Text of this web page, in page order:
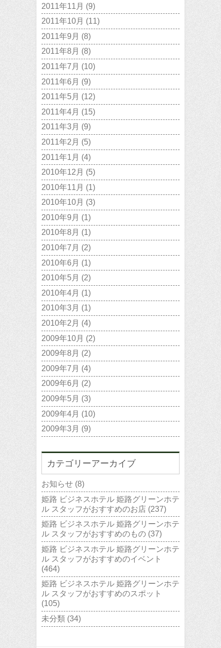
2011年11月 (9)
2011年10月 (11)
2011年9月 (8)
2011年8月 (8)
2011年7月 (10)
2011年6月 (9)
2011年5月 (12)
2011年4月 (15)
2011年3月 (9)
2011年2月 (5)
2011年1月 (4)
2010年12月 (5)
2010年11月 (1)
2010年10月 (3)
2010年9月 (1)
2010年8月 (1)
2010年7月 (2)
2010年6月 (1)
2010年5月 (2)
2010年4月 (1)
2010年3月 (1)
2010年2月 (4)
2009年10月 (2)
2009年8月 (2)
2009年7月 (4)
2009年6月 (2)
2009年5月 (3)
2009年4月 (10)
2009年3月 (9)
カテゴリーアーカイブ
お知らせ (8)
姫路 ビジネスホテル 姫路グリーンホテ
ル スタッフがおすすめのお店 (237)
姫路 ビジネスホテル 姫路グリーンホテ
ル スタッフがおすすめのもの (37)
姫路 ビジネスホテル 姫路グリーンホテ
ル スタッフがおすすめのイベント
(464)
姫路 ビジネスホテル 姫路グリーンホテ
ル スタッフがおすすめのスポット
(105)
未分類 (34)